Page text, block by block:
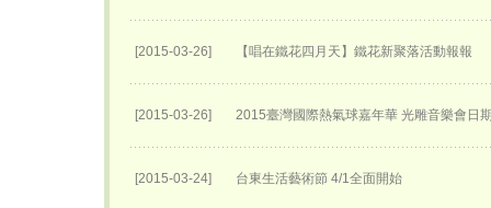
[2015-03-26] 【唱在鐵花四月天】鐵花新聚落活動報報
[2015-03-26] 2015臺灣國際熱氣球嘉年華 光雕音樂會日
[2015-03-24] 台東生活藝術節 4/1全面開始